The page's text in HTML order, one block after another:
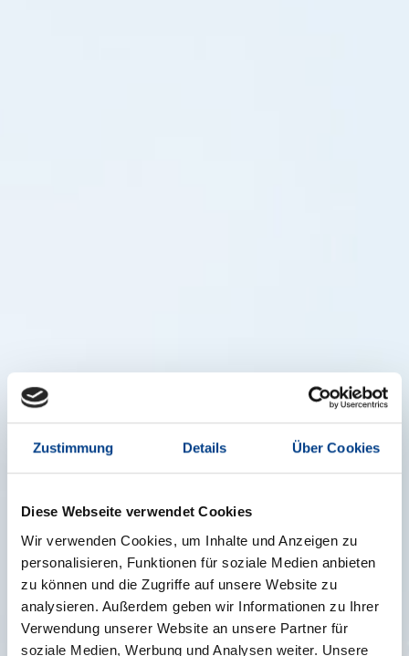
Zustimmung Details Über Cookies
Diese Webseite verwendet Cookies
Wir verwenden Cookies, um Inhalte und Anzeigen zu
personalisieren, Funktionen für soziale Medien anbieten
zu können und die Zugriffe auf unsere Website zu
analysieren. Außerdem geben wir Informationen zu Ihrer
Verwendung unserer Website an unsere Partner für
soziale Medien, Werbung und Analysen weiter. Unsere